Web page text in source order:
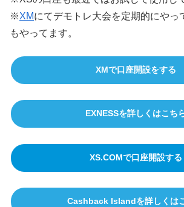
※XMにてデモトレ大会を定期的にやっ
もやってます。
XMで口座開設をする
EXNESSを詳しくはこち
XS.COMで口座開設する
Cashback Islandを詳しくは